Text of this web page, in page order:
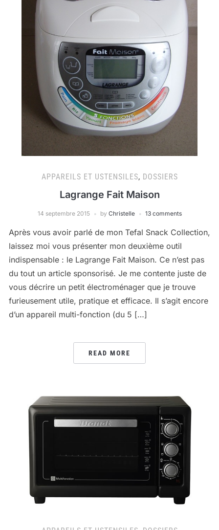
APPAREILS ET USTENSILES, DOSSIERS
Lagrange Fait Maison
14 septembre 2015 by Christelle 13 comments
Après vous avoir parlé de mon Tefal Snack Collection,
laissez moi vous présenter mon deuxième outil
indispensable : le Lagrange Fait Maison. Ce n’est pas
du tout un article sponsorisé. Je me contente juste de
vous décrire un petit électroménager que je trouve
furieusement utile, pratique et efficace. Il s’agit encore
d’un appareil multi-fonction (du 5 […]
READ MORE